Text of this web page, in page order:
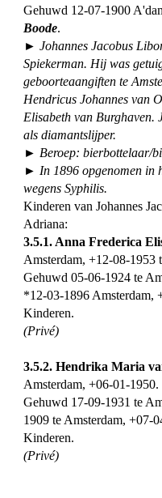
Gehuwd 12-07-1900
Boode.
► Johannes Jacobus
Spiekerman. Hij was
geboorteaangiften te
Hendricus Johannes van
Elisabeth van Burghaven.
als diamantslijper.
► Beroep: bierbottelaar/
► In 1896 opgenomen in
wegens Syphilis.
Kinderen van Johannes
Adriana:
3.5.1. Anna Frederica
Amsterdam, +12-08-1953
Gehuwd 05-06-1924 te
*12-03-1896 Amsterdam,
Kinderen.
(Privé)
3.5.2. Hendrika Maria
Amsterdam, +06-01-1950.
Gehuwd 17-09-1931 te
1909 te Amsterdam, +07-
Kinderen.
(Privé)